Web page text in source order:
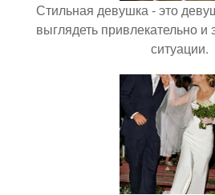
Стильная девушка - это
выглядеть привлекательно и
ситуации.